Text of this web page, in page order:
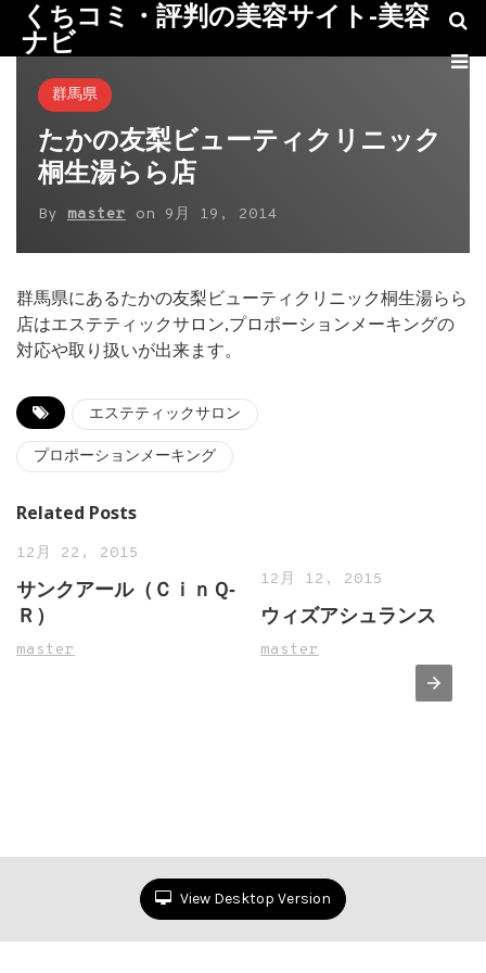
くちコミ・評判の美容サイト-美容
ナビ
群馬県
たかの友梨ビューティクリニック
桐生湯らら店
By master on 9月 19, 2014
群馬県にあるたかの友梨ビューティクリニック桐生湯らら
店はエステティックサロン,プロポーションメーキングの
対応や取り扱いが出来ます。
エステティックサロン
プロポーションメーキング
Related Posts
12月 22, 2015
サンクアール（ＣｉｎＱ‐
Ｒ）
master
12月 12, 2015
ウィズアシュランス
master
View Desktop Version